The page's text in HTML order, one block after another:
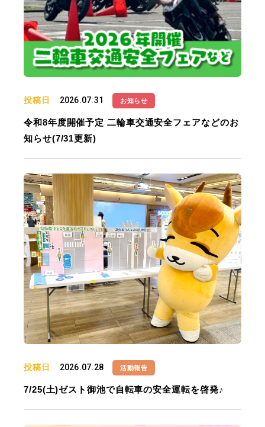
投稿日 2026.07.31 お知らせ
令和8年度開催予定 二輪車交通安全フェアなどのお
知らせ(7/31更新)
投稿日 2026.07.28 活動報告
7/25(土)ゼスト御池で自転車の安全運転を啓発♪